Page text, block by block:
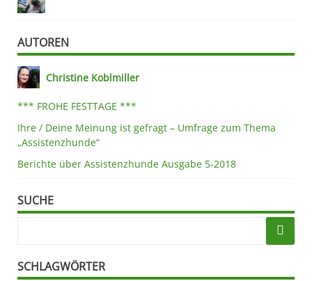
AUTOREN
Christine Koblmiller
*** FROHE FESTTAGE ***
Ihre / Deine Meinung ist gefragt – Umfrage zum Thema
„Assistenzhunde“
Berichte über Assistenzhunde Ausgabe 5-2018
SUCHE
SCHLAGWÖRTER